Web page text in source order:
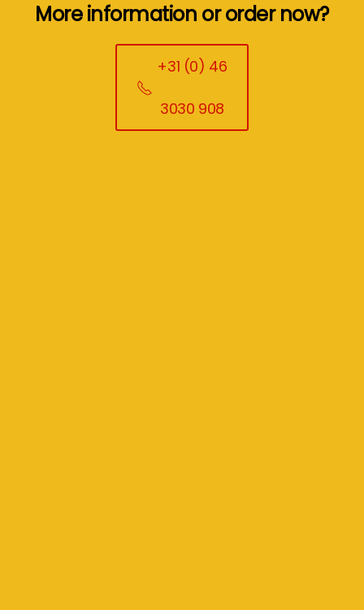
More information or order now?
+31 (0) 46
3030 908